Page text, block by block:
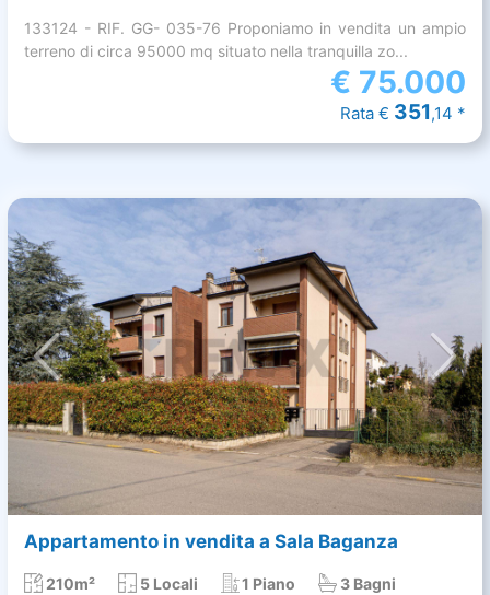
133124 - RIF. GG- 035-76 Proponiamo in vendita un ampio
terreno di circa 95000 mq situato nella tranquilla zo...
€ 75.000
Rata € 351,14 *
Appartamento in vendita a Sala Baganza
210m² 5 Locali 1 Piano 3 Bagni